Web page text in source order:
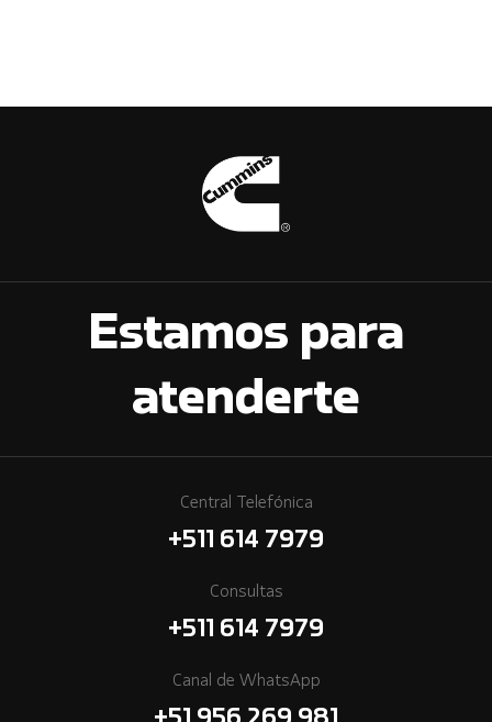
Estamos para
atenderte
Central Telefónica
+511 614 7979
Consultas
+511 614 7979
Canal de WhatsApp